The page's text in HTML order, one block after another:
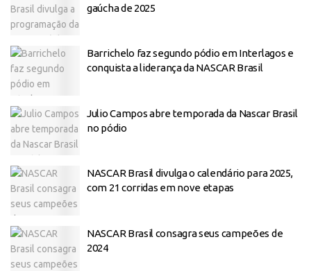
gaúcha de 2025
Barrichelo faz segundo pódio em Interlagos e
conquista a liderança da NASCAR Brasil
Julio Campos abre temporada da Nascar Brasil
no pódio
NASCAR Brasil divulga o calendário para 2025,
com 21 corridas em nove etapas
NASCAR Brasil consagra seus campeões de
2024